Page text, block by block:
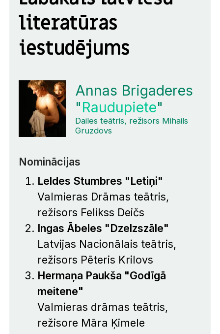
literatūras
iestudējums
Annas Brigaderes
"Raudupiete"
Dailes teātris, režisors Mihails
Gruzdovs
Nominācijas
Leldes Stumbres "Letiņi"
Valmieras Drāmas teātris,
režisors Felikss Deičs
Ingas Ābeles "Dzelzszāle"
Latvijas Nacionālais teātris,
režisors Pēteris Krilovs
Hermaņa Paukša "Godīgā
meitene"
Valmieras drāmas teātris,
režisore Māra Ķimele